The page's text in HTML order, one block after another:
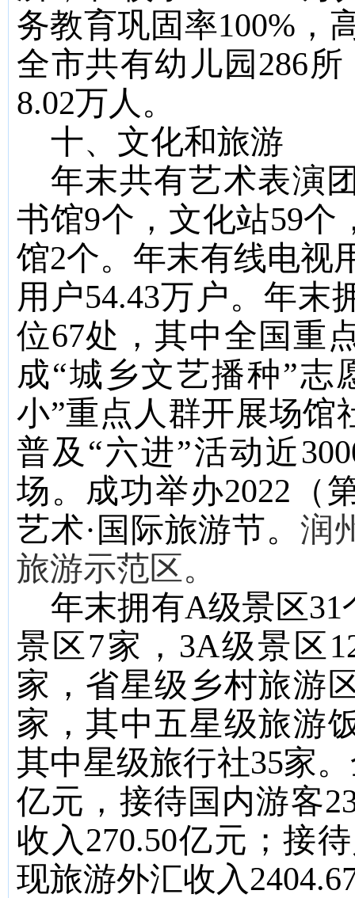
务教育巩固率100% ，
全市共有幼儿园286所
8.02万人。
十、 文化和旅游
年末共有艺术表演
书馆9个，文化站59个
馆2个。年末有线电视
用户54.43万户。年末
位67处，其中全国重
成“城乡文艺播种”志
小”重点人群开展场馆
普及 “六进”活动近
场。 成功举办2022 （
艺术·国际旅游节。润
旅游示范区。
年末拥有A级景区31
景区7家， 3A级景区
家，省星级乡村旅游
家，其中五星级旅游
其中星级旅行社35家
亿元，接待国内游客
收入270.50亿元；接
现旅游外汇收入